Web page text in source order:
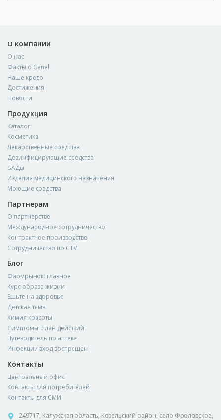
О компании
О нас
Факты о Genel
Наше кредо
Достижения
Новости
Продукция
Каталог
Косметика
Лекарственные средства
Дезинфицирующие средства
БАДы
Изделия медицинского назначения
Моющие средства
Партнерам
О партнерстве
Международное сотрудничество
Контрактное производство
Сотрудничество по СТМ
Блог
Фармрынок: главное
Курс образа жизни
Ешьте на здоровье
Детская тема
Химия красоты
Симптомы: план действий
Путеводитель по аптеке
Инфекции вход воспрещен
Контакты
Центральный офис
Контакты для потребителей
Контакты для СМИ
249717, Калужская область, Козельский район, село Фроловское,